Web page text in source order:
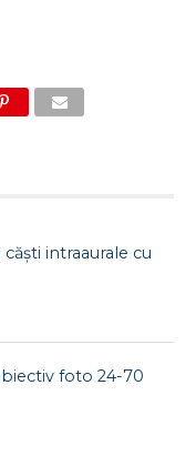
intraaurale cu
foto 24-70